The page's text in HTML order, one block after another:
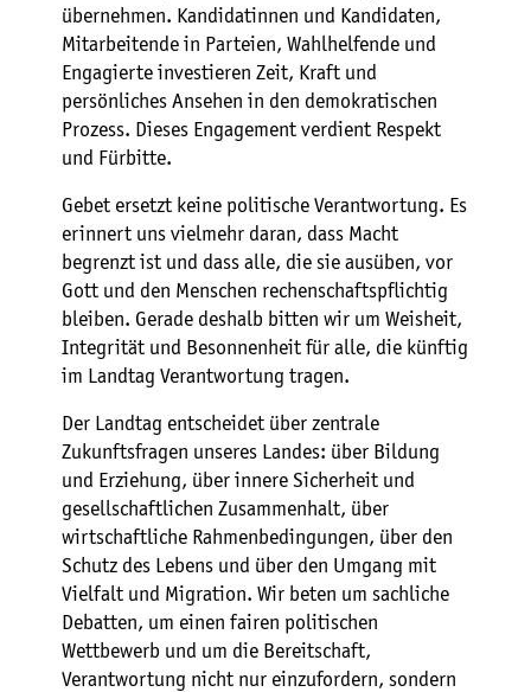
übernehmen. Kandidatinnen und Kandidaten,
Mitarbeitende in Parteien, Wahlhelfende und
Engagierte investieren Zeit, Kraft und
persönliches Ansehen in den demokratischen
Prozess. Dieses Engagement verdient Respekt
und Fürbitte.
Gebet ersetzt keine politische Verantwortung. Es
erinnert uns vielmehr daran, dass Macht
begrenzt ist und dass alle, die sie ausüben, vor
Gott und den Menschen rechenschaftspflichtig
bleiben. Gerade deshalb bitten wir um Weisheit,
Integrität und Besonnenheit für alle, die künftig
im Landtag Verantwortung tragen.
Der Landtag entscheidet über zentrale
Zukunftsfragen unseres Landes: über Bildung
und Erziehung, über innere Sicherheit und
gesellschaftlichen Zusammenhalt, über
wirtschaftliche Rahmenbedingungen, über den
Schutz des Lebens und über den Umgang mit
Vielfalt und Migration. Wir beten um sachliche
Debatten, um einen fairen politischen
Wettbewerb und um die Bereitschaft,
Verantwortung nicht nur einzufordern, sondern